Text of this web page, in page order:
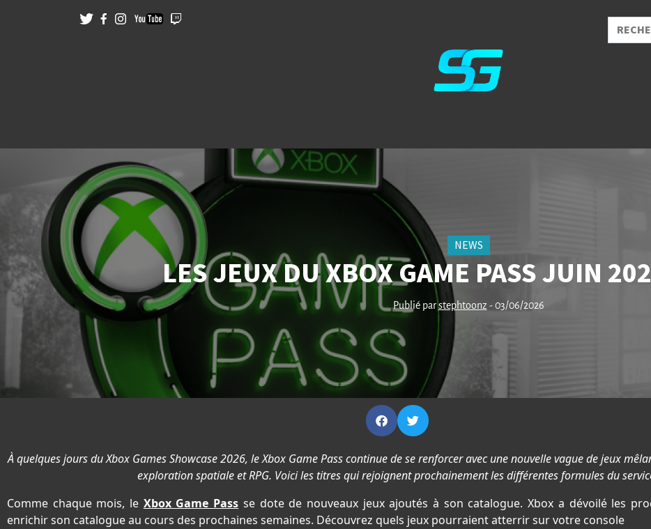
NEWS
LES JEUX DU XBOX GAME PASS JUIN
Publié parstephtoonz - 03/06/2026
À quelques jours du Xbox Games Showcase 2026, le Xbox Game Pass continue de se renforcer avec une nouvelle vague de jeux
exploration spatiale et RPG. Voici les titres qui rejoignent prochainement les différentes formules du
Comme chaque mois, le Xbox Game Pass se dote de nouveaux jeux ajoutés à son catalogue. Xbox a dévoilé les
enrichir son catalogue au cours des prochaines semaines. Découvrez quels jeux pourraient atterrir sur votre console